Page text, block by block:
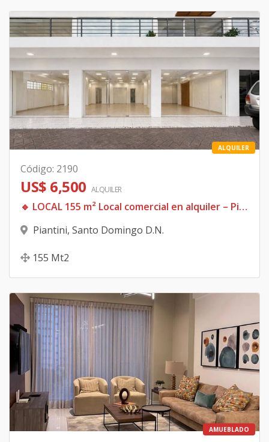
ALQUILER
Código: 2190
US$ 6,500 ALQUILER
🔹 LOCAL 155 m² Local comercial en alquiler – Piantini | Primer nivel
Piantini, Santo Domingo D.N.
155 Mt2
AMUEBLADO